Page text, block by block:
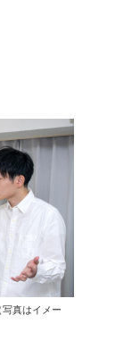
真はイメー